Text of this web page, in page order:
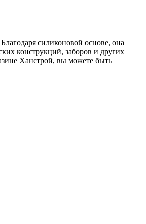
силиконовой основе, она
конструкций, заборов и других
Ханстрой, вы можете быть